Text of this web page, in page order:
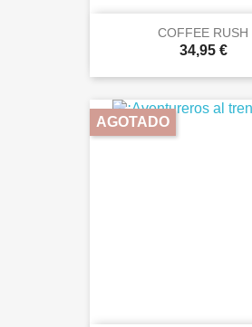
COFFEE RUSH
34,95 €
AGOTADO